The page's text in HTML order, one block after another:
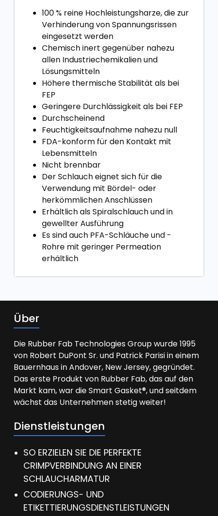
100 % reine Hochleistungsharze, die zur
Verhinderung von Spannungsrissen
eingesetzt werden
Chemisch inert gegenüber nahezu
allen Industriechemikalien und
Lösungsmitteln
Höhere thermische Stabilität als bei
FEP
Geringere Durchlässigkeit als bei FEP
Durchscheinend
Feuchtigkeitsaufnahme nahezu null
FDA-konform für den Kontakt mit
Lebensmitteln
Nicht brennbar
Der Schlauch eignet sich für die
Verwendung mit Bördel- oder
herkömmlichen Anschlüssen
Erhältlich als Spiralschlauch und in
gewellter Ausführung
Es sind auch PFA-Schläuche und -
Rohre mit geringer Permeation
erhältlich
Über
Die Rubber Fab Technologies Group wurde 1995
von Robert DuPont Sr. und Patrick Parisi in einem
Bauernhaus in Andover, New Jersey, gegründet.
Das erste Produkt von Rubber Fab, das auf den
Markt kam, war die Smart Gasket®, und seitdem
wächst das Unternehmen stetig weiter!
Dienstleistungen
SO ERZIELEN SIE DIE PERFEKTE
CRIMPVERBINDUNG AN EINER
SCHLAUCHARMATUR
CODIERUNGS- UND
ETIKETTIERUNGSDIENSTLEISTUNGEN